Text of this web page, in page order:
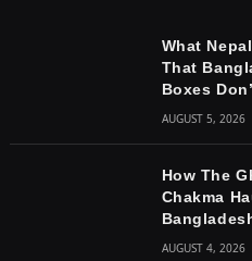
What
That
Boxes
AUGUST 5, 2026
How The
Chakma
AUGUST 4, 2026